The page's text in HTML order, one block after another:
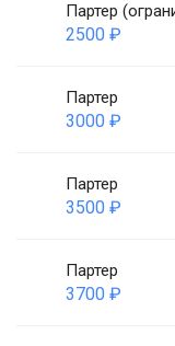
Партер
2500 ₽
Партер
3000 ₽
Партер
3500 ₽
Партер
3700 ₽